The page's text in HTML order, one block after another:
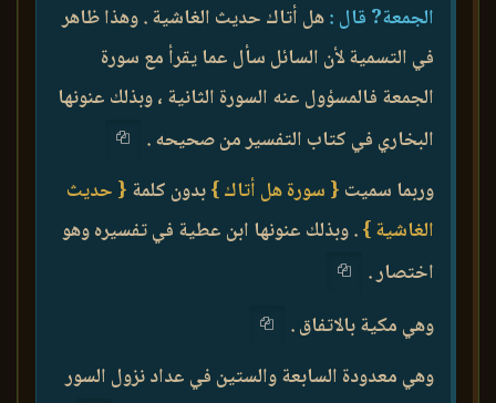
الجمعة? قال :هل أتاك حديث الغاشية . وهذا ظاهر
في التسمية لأن السائل سأل عما يقرأ مع سورة
الجمعة فالمسؤول عنه السورة الثانية ، وبذلك عنونها
البخاري في كتاب التفسير من صحيحه .
وربما سميت { سورة هل أتاك }بدون كلمة { حديث
الغاشية }. وبذلك عنونها ابن عطية في تفسيره وهو
اختصار .
وهي مكية بالاتفاق .
وهي معدودة السابعة والستين في عداد نزول السور